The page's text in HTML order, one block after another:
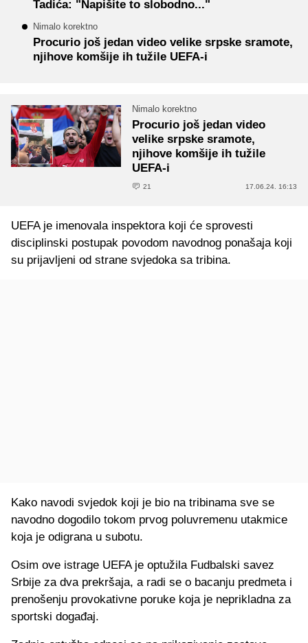
Tadića: "Napišite to slobodno..."
Nimalo korektno
Procurio još jedan video velike srpske sramote,
njihove komšije ih tužile UEFA-i
Nimalo korektno
Procurio još jedan video
velike srpske sramote,
njihove komšije ih tužile
UEFA-i
21 17.06.24. 16:13
UEFA je imenovala inspektora koji će sprovesti
disciplinski postupak povodom navodnog ponašaja koji
su prijavljeni od strane svjedoka sa tribina.
Kako navodi svjedok koji je bio na tribinama sve se
navodno dogodilo tokom prvog poluvremenu utakmice
koja je odigrana u subotu.
Osim ove istrage UEFA je optužila Fudbalski savez
Srbije za dva prekršaja, a radi se o bacanju predmeta i
prenošenju provokativne poruke koja je neprikladna za
sportski događaj.